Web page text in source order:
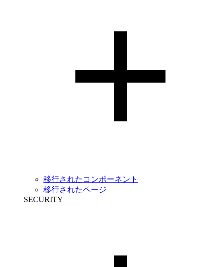
移行されたコンポーネント
移行されたページ
SECURITY